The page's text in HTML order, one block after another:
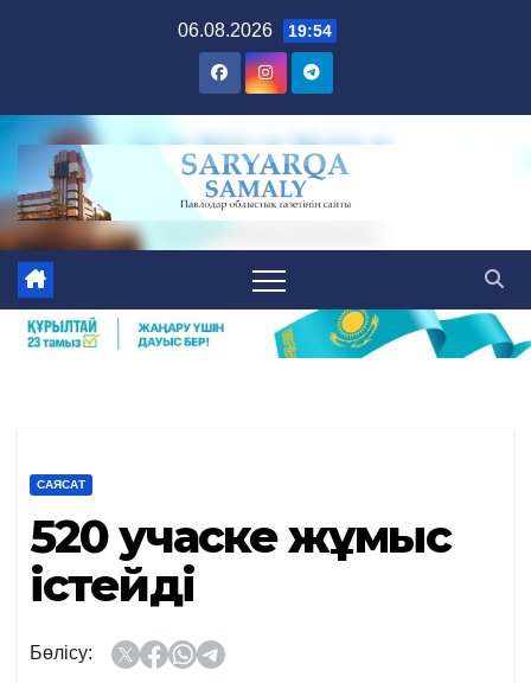
06.08.2026 19:54
САЯСАТ
520 учаске жұмыс
істейді
Бөлісу: